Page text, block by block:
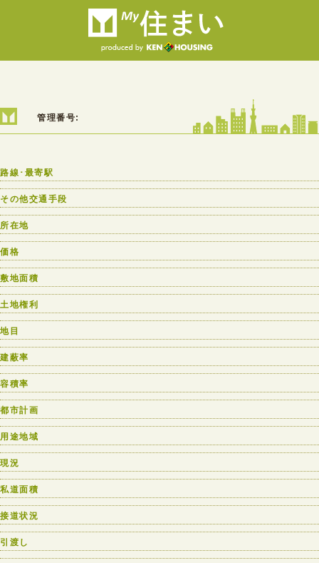
管理番号:
路線･最寄駅
その他交通手段
所在地
価格
敷地面積
土地権利
地目
建蔽率
容積率
都市計画
用途地域
現況
私道面積
接道状況
引渡し